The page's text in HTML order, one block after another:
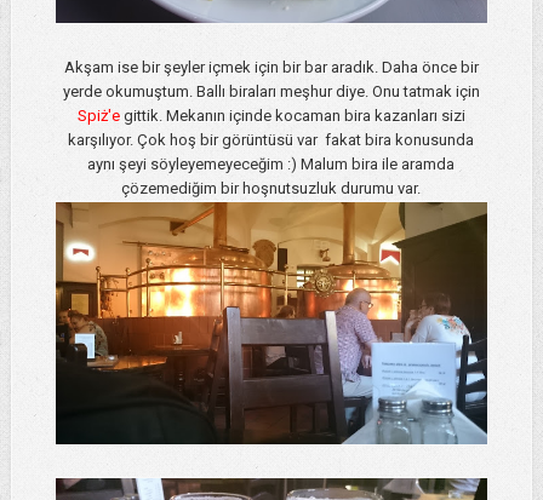
Akşam ise bir şeyler içmek için bir bar aradık. Daha önce bir
yerde okumuştum. Ballı biraları meşhur diye. Onu tatmak için
Spiż'e gittik. Mekanın içinde kocaman bira kazanları sizi
karşılıyor. Çok hoş bir görüntüsü var fakat bira konusunda
aynı şeyi söyleyemeyeceğim :) Malum bira ile aramda
çözemediğim bir hoşnutsuzluk durumu var.